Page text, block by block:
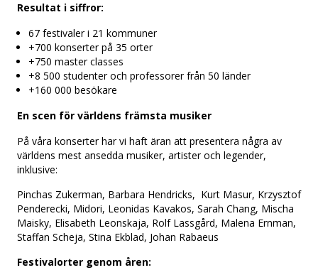
Resultat i siffror:
67 festivaler i 21 kommuner
+700 konserter på 35 orter
+750 master classes
+8 500 studenter och professorer från 50 länder
+160 000 besökare
En scen för världens främsta musiker
På våra konserter har vi haft äran att presentera några av
världens mest ansedda musiker, artister och legender,
inklusive:
Pinchas Zukerman, Barbara Hendricks, Kurt Masur, Krzysztof
Penderecki, Midori, Leonidas Kavakos, Sarah Chang, Mischa
Maisky, Elisabeth Leonskaja, Rolf Lassgård, Malena Ernman,
Staffan Scheja, Stina Ekblad, Johan Rabaeus
Festivalorter genom åren: